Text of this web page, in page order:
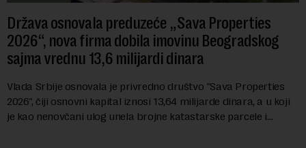
Država osnovala preduzeće „Sava Properties
2026“, nova firma dobila imovinu Beogradskog
sajma vrednu 13,6 milijardi dinara
Vlada Srbije osnovala je privredno društvo "Sava Properties
2026", čiji osnovni kapital iznosi 13,64 milijarde dinara, a u koji
je kao nenovčani ulog unela brojne katastarske parcele i